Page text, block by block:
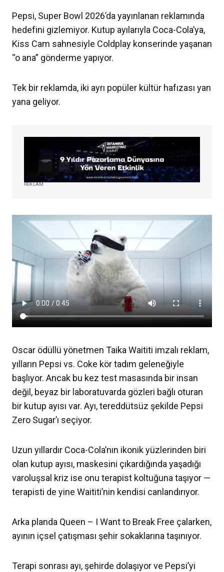
Pepsi, Super Bowl 2026’da yayınlanan reklamında
hedefini gizlemiyor. Kutup ayılarıyla Coca-Cola’ya,
Kiss Cam sahnesiyle Coldplay konserinde yaşanan
“o ana” gönderme yapıyor.
Tek bir reklamda, iki ayrı popüler kültür hafızası yan
yana geliyor.
REKLAM
Oscar ödüllü yönetmen Taika Waititi imzalı reklam,
yılların Pepsi vs. Coke kör tadım geleneğiyle
başlıyor. Ancak bu kez test masasında bir insan
değil, beyaz bir laboratuvarda gözleri bağlı oturan
bir kutup ayısı var. Ayı, tereddütsüz şekilde Pepsi
Zero Sugar’ı seçiyor.
Uzun yıllardır Coca-Cola’nın ikonik yüzlerinden biri
olan kutup ayısı, maskesini çıkardığında yaşadığı
varoluşsal kriz ise onu terapist koltuğuna taşıyor —
terapisti de yine Waititi’nin kendisi canlandırıyor.
Arka planda Queen – I Want to Break Free çalarken,
ayının içsel çatışması şehir sokaklarına taşınıyor.
Terapi sonrası ayı, şehirde dolaşıyor ve Pepsi’yi